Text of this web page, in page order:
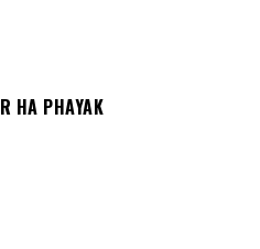
HA PHAYAK